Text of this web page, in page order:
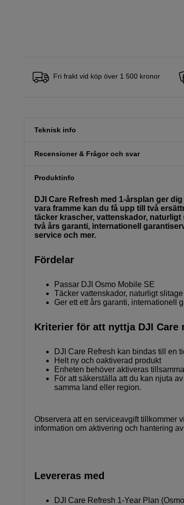
Fri frakt vid köp över 1 500 kronor
Teknisk info
Recensioner & Frågor och svar
Produktinfo
DJI Care Refresh med 1-årsplan ger
vara framme kan du få upp till två
täcker krascher, vattenskador,
två års garanti, internationell
service och mer.
Fördelar
Passar DJI Osmo Mobile SE
Täcker vattenskador, naturligt
Ger ett ett års garanti, internationell
Kriterier för att nyttja DJI Care
DJI Care Refresh kan bindas till en
Helt ny och oaktiverad produkt
Enheten behöver aktiveras
För att säkerställa att du kan njuta
samma land eller region.
Observera att en serviceavgift tillkommer
information om aktivering och hantering
Levereras med
DJI Care Refresh 1-Year Plan